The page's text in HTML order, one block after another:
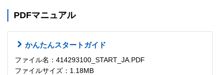
PDFマニュアル
かんたんスタートガイド
ファイル名：414293100_START_JA.PDF
ファイルサイズ：1.18MB